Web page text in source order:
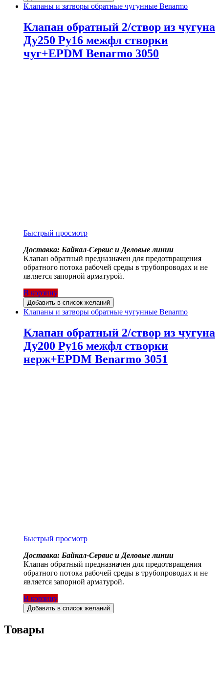
Клапаны и затворы обратные чугунные Benarmo
Клапан обратный 2/створ из чугуна
Ду250 Ру16 межфл створки
чуг+EPDM Benarmo 3050
Быстрый просмотр
Доставка: Байкал-Сервис и Деловые линии
Клапан обратный предназначен для предотвращения
обратного потока рабочей среды в трубопроводах и не
является запорной арматурой.
В корзину
Добавить в список желаний
Клапаны и затворы обратные чугунные Benarmo
Клапан обратный 2/створ из чугуна
Ду200 Ру16 межфл створки
нерж+EPDM Benarmo 3051
Быстрый просмотр
Доставка: Байкал-Сервис и Деловые линии
Клапан обратный предназначен для предотвращения
обратного потока рабочей среды в трубопроводах и не
является запорной арматурой.
В корзину
Добавить в список желаний
Товары